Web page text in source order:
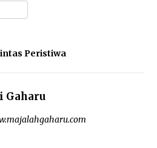
Peristiwa
Gaharu